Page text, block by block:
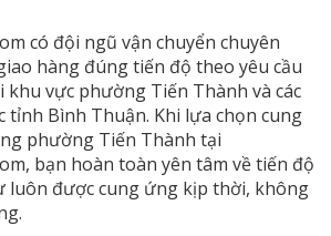
có đội ngũ vận chuyển chuyên
hàng đúng tiến độ theo yêu cầu
khu vực phường Tiến Thành và các
tỉnh Bình Thuận. Khi lựa chọn cung
phường Tiến Thành tại
bạn hoàn toàn yên tâm về tiến độ
luôn được cung ứng kịp thời, không